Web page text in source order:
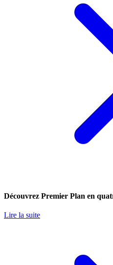
Découvrez Premier Plan en
Lire la suite